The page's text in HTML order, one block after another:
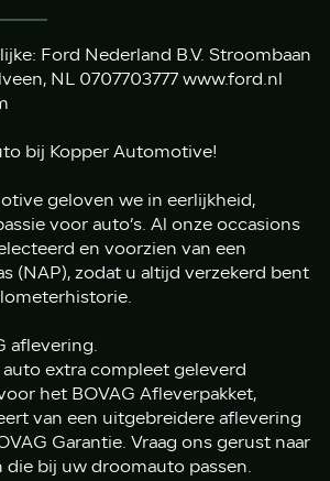
Ford Nederland B.V. Stroombaan
NL 0707703777 www.ford.nl
bij Kopper Automotive!
geloven we in eerlijkheid,
voor auto’s. Al onze occasions
en voorzien van een
(NAP), zodat u altijd verzekerd bent
aflevering.
extra compleet geleverd
het BOVAG Afleverpakket,
van een uitgebreidere aflevering
Garantie. Vraag ons gerust naar
bij uw droomauto passen.